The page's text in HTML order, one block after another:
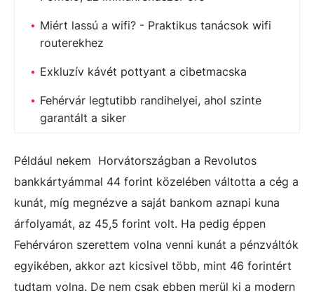
Miért lassú a wifi? - Praktikus tanácsok wifi
routerekhez
Exkluzív kávét pottyant a cibetmacska
Fehérvár legtutibb randihelyei, ahol szinte
garantált a siker
Például nekem Horvátországban a Revolutos
bankkártyámmal 44 forint közelében váltotta a cég a
kunát, míg megnézve a saját bankom aznapi kuna
árfolyamát, az 45,5 forint volt. Ha pedig éppen
Fehérváron szerettem volna venni kunát a pénzváltók
egyikében, akkor azt kicsivel több, mint 46 forintért
tudtam volna. De nem csak ebben merül ki a modern